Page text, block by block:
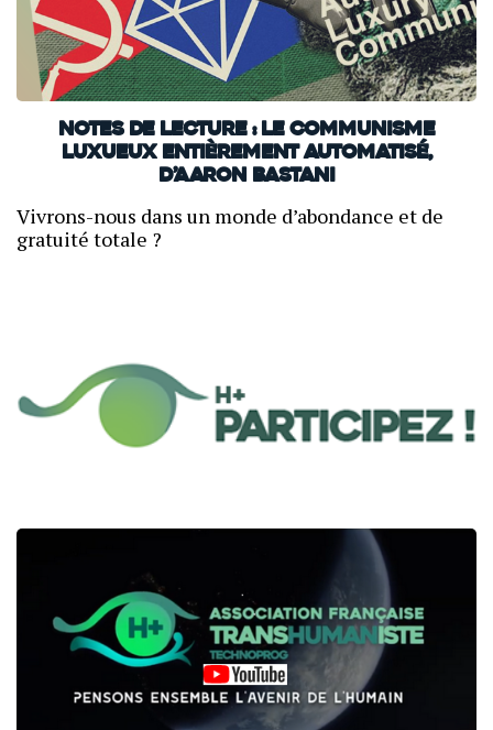
NOTES DE LECTURE : Le communisme
luxueux entièrement automatisé,
d’Aaron Bastani
Vivrons-nous dans un monde d’abondance et de
gratuité totale ?